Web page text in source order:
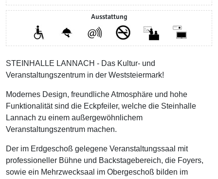
Ausstattung
STEINHALLE LANNACH - Das Kultur- und
Veranstaltungszentrum in der Weststeiermark!
Modernes Design, freundliche Atmosphäre und hohe
Funktionalität sind die Eckpfeiler, welche die Steinhalle
Lannach zu einem außergewöhnlichem
Veranstaltungszentrum machen.
Der im Erdgeschoß gelegene Veranstaltungssaal mit
professioneller Bühne und Backstagebereich, die Foyers,
sowie ein Mehrzwecksaal im Obergeschoß bilden im